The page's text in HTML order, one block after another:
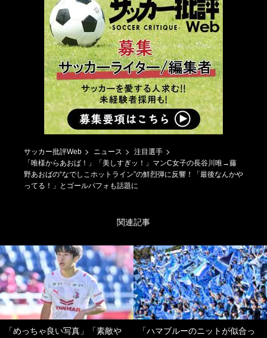
サッカー批評Web ニュース
注目選手
「唯様からあおば！」「美しすぎッ！」マンC女子の長谷川唯→藤
野あおばの“なでしこホットライン”の鮮烈弾に反響！「最後なんかや
ってる！」とゴールパフォも話題に
関連記事
「めっちゃ良い写真」「素敵や
「ハマブルーのニットが似合っ